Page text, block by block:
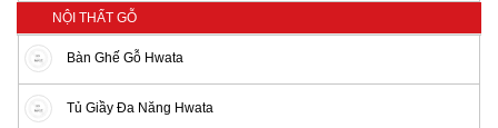
NỘI THẤT GỖ
Bàn Ghế Gỗ Hwata
Tủ Giầy Đa Năng Hwata